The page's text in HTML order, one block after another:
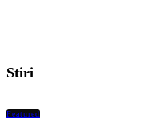
Stiri
Featured